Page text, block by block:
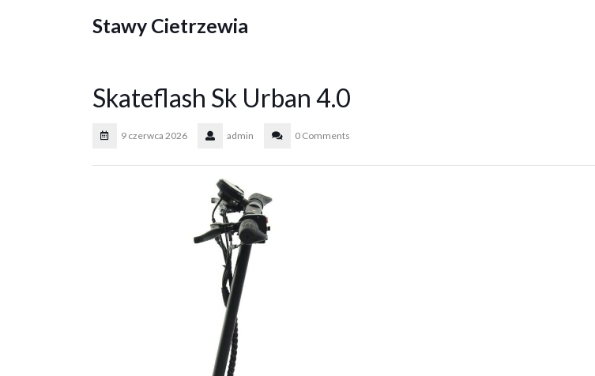
Stawy Cietrzewia
Skateflash Sk Urban 4.0
9 czerwca 2026 admin 0 Comments